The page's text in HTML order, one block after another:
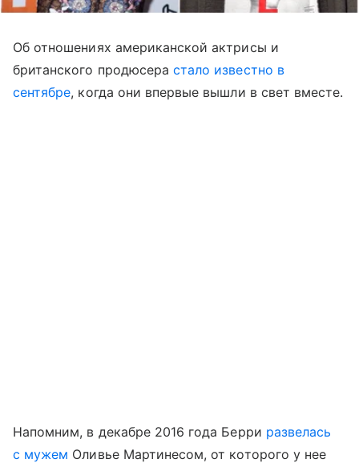
Об отношениях американской актрисы и
британского продюсерастало известно в
сентябре, когда они впервые вышли в свет вместе.
Напомним, в декабре 2016 года Берри развелась
с мужем Оливье Мартинесом, от которого у нее